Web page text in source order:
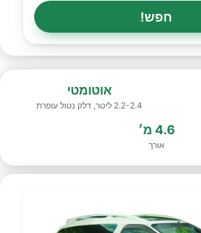
חפש!
אוטומטי
2.2-2.4 ליטר, דלק נטול עופרת
4.6 מ׳
אורך